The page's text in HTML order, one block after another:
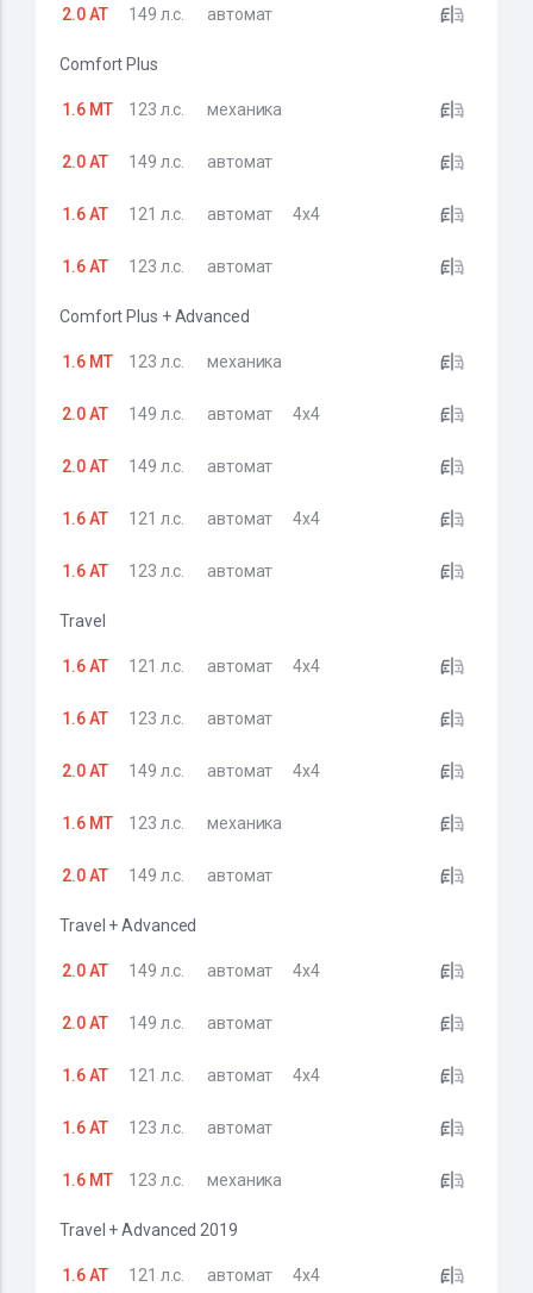
2.0 AT 149 л.с. автомат
Comfort Plus
1.6 MT 123 л.с. механика
2.0 AT 149 л.с. автомат
1.6 AT 121 л.с. автомат 4x4
1.6 AT 123 л.с. автомат
Comfort Plus + Advanced
1.6 MT 123 л.с. механика
2.0 AT 149 л.с. автомат 4x4
2.0 AT 149 л.с. автомат
1.6 AT 121 л.с. автомат 4x4
1.6 AT 123 л.с. автомат
Travel
1.6 AT 121 л.с. автомат 4x4
1.6 AT 123 л.с. автомат
2.0 AT 149 л.с. автомат 4x4
1.6 MT 123 л.с. механика
2.0 AT 149 л.с. автомат
Travel + Advanced
2.0 AT 149 л.с. автомат 4x4
2.0 AT 149 л.с. автомат
1.6 AT 121 л.с. автомат 4x4
1.6 AT 123 л.с. автомат
1.6 MT 123 л.с. механика
Travel + Advanced 2019
1.6 AT 121 л.с. автомат 4x4